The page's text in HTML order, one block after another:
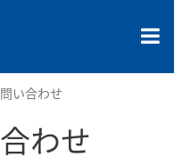
い合わせ
わせ